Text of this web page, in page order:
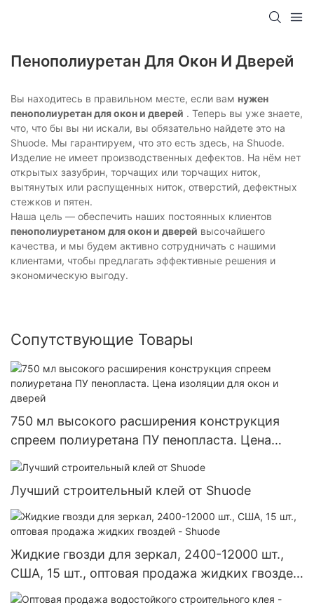
Пенополиуретан Для Окон И Дверей
Вы находитесь в правильном месте, если вам нужен
пенополиуретан для окон и дверей . Теперь вы уже знаете,
что, что бы вы ни искали, вы обязательно найдете это на
Shuode. Мы гарантируем, что это есть здесь, на Shuode.
Изделие не имеет производственных дефектов. На нём нет
открытых зазубрин, торчащих или торчащих ниток,
вытянутых или распущенных ниток, отверстий, дефектных
стежков и пятен.
Наша цель — обеспечить наших постоянных клиентов
пенополиуретаном для окон и дверей высочайшего
качества, и мы будем активно сотрудничать с нашими
клиентами, чтобы предлагать эффективные решения и
экономическую выгоду.
Сопутствующие Товары
750 мл высокого расширения конструкция
спреем полиуретана ПУ пенопласта. Цена
изоляции для окон и дверей
Лучший строительный клей от Shuode
Жидкие гвозди для зеркал, 2400-12000 шт.,
США, 15 шт., оптовая продажа жидких гвоздей
- Shuode